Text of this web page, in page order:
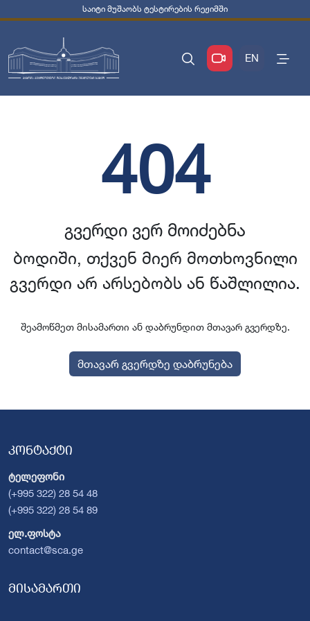
საიტი მუშაობს ტესტირების რეჟიმში
EN
404
გვერდი ვერ მოიძებნა
ბოდიში, თქვენ მიერ მოთხოვნილი
გვერდი არ არსებობს ან წაშლილია.
შეამოწმეთ მისამართი ან დაბრუნდით მთავარ გვერდზე.
მთავარ გვერდზე დაბრუნება
კონტაქტი
ტელეფონი
(+995 322) 28 54 48
(+995 322) 28 54 89
ელ.ფოსტა
contact@sca.ge
მისამართი